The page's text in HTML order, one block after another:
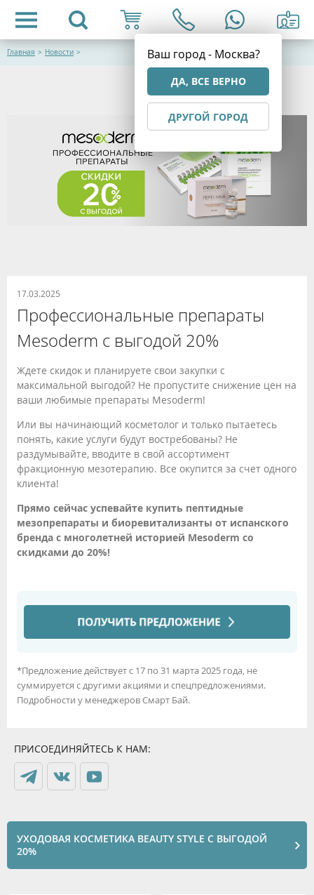
Ваш город - Москва?
ДА, ВСЕ ВЕРНО
ДРУГОЙ ГОРОД
Главная > Новости >
17.03.2025
Профессиональные препараты
Mesoderm с выгодой 20%
Ждете скидок и планируете свои закупки с
максимальной выгодой? Не пропустите снижение цен на
ваши любимые препараты Mesoderm!
Или вы начинающий косметолог и только пытаетесь
понять, какие услуги будут востребованы? Не
раздумывайте, вводите в свой ассортимент
фракционную мезотерапию. Все окупится за счет одного
клиента!
Прямо сейчас успевайте купить пептидные
мезопрепараты и биоревитализанты от испанского
бренда с многолетней историей Mesoderm со
скидками до 20%!
*Предложение действует с 17 по 31 марта 2025 года, не
суммируется с другими акциями и спецпредложениями.
Подробности у менеджеров Смарт Бай.
ПРИСОЕДИНЯЙТЕСЬ К НАМ:
УХОДОВАЯ КОСМЕТИКА BEAUTY STYLE С ВЫГОДОЙ
20%